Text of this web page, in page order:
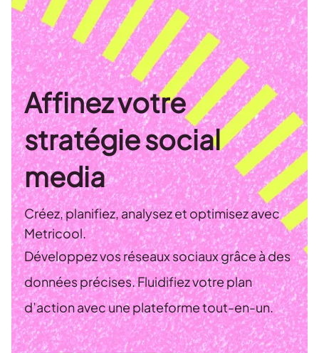
Affinez votre
stratégie social
media
Créez, planifiez, analysez et optimisez avec
Metricool.
Développez vos réseaux sociaux grâce à des
données précises. Fluidifiez votre plan
d’action avec une plateforme tout-en-un.